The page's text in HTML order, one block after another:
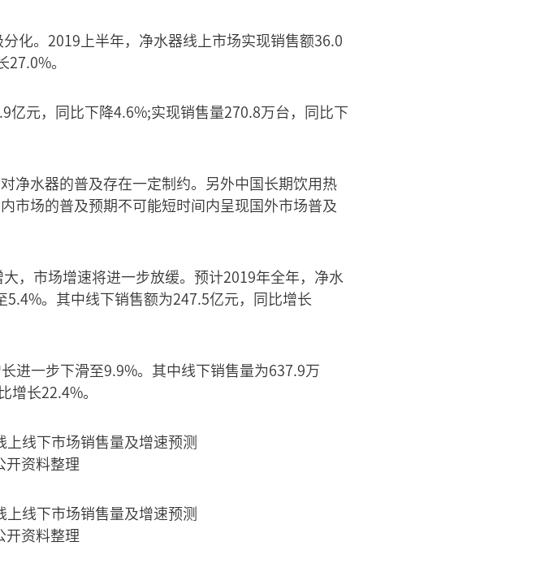
化。2019上半年，净水器线上市场实现销售额36.0
。
元，同比下降4.6%;实现销售量270.8万台，同比下
净水器的普及存在一定制约。另外中国长期饮用热
市场的普及预期不可能短时间内呈现国外市场普及
，市场增速将进一步放缓。预计2019年全年，净水
。其中线下销售额为247.5亿元，同比增长
进一步下滑至9.9%。其中线下销售量为637.9万
长22.4%。
开资料整理
开资料整理